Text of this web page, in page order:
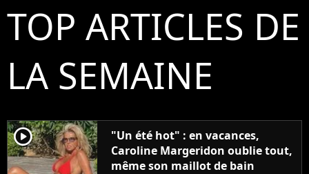
TOP ARTICLES DE
LA SEMAINE
player2
"Un été hot" : en vacances,
Caroline Margeridon oublie tout,
même son maillot de bain